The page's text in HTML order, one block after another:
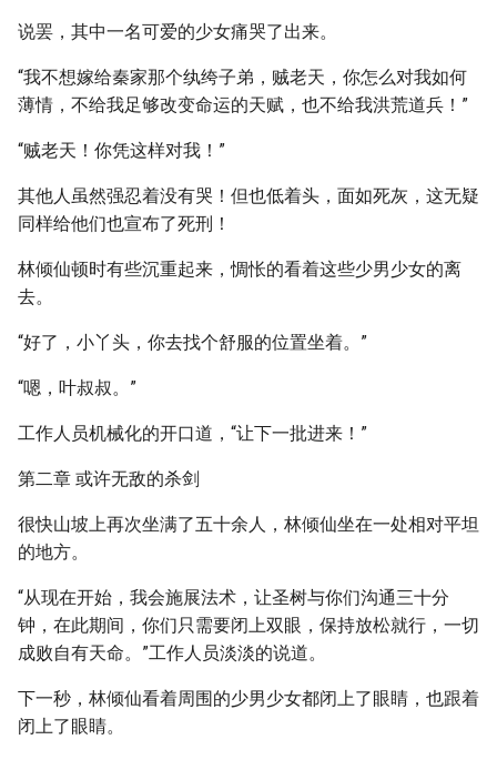
说罢，其中一名可爱的少女痛哭了出来。
“我不想嫁给秦家那个纨绔子弟，贼老天，你怎么对我如何
薄情，不给我足够改变命运的天赋，也不给我洪荒道兵！”
“贼老天！你凭这样对我！”
其他人虽然强忍着没有哭！但也低着头，面如死灰，这无疑
同样给他们也宣布了死刑！
林倾仙顿时有些沉重起来，惆怅的看着这些少男少女的离
去。
“好了，小丫头，你去找个舒服的位置坐着。”
“嗯，叶叔叔。”
工作人员机械化的开口道，“让下一批进来！”
第二章 或许无敌的杀剑
很快山坡上再次坐满了五十余人，林倾仙坐在一处相对平坦
的地方。
“从现在开始，我会施展法术，让圣树与你们沟通三十分
钟，在此期间，你们只需要闭上双眼，保持放松就行，一切
成败自有天命。”工作人员淡淡的说道。
下一秒，林倾仙看着周围的少男少女都闭上了眼睛，也跟着
闭上了眼睛。